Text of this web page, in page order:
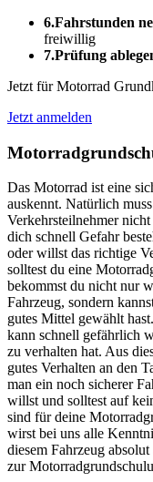
6.Fahrstunden
freiwillig
7.Prüfung
Jetzt für Motorrad
Jetzt anmelden
Das Motorrad ist eine
auskennt. Natürlich
Verkehrsteilnehmer
dich schnell Gefahr
oder willst das richtige
solltest du eine
bekommst du nicht nur
Fahrzeug, sondern
gutes Mittel gewählt
kann schnell gefährlich
zu verhalten hat. Aus
gutes Verhalten an den
man ein noch sicherer
willst und solltest auf
sind für deine
wirst bei uns alle
diesem Fahrzeug
zur